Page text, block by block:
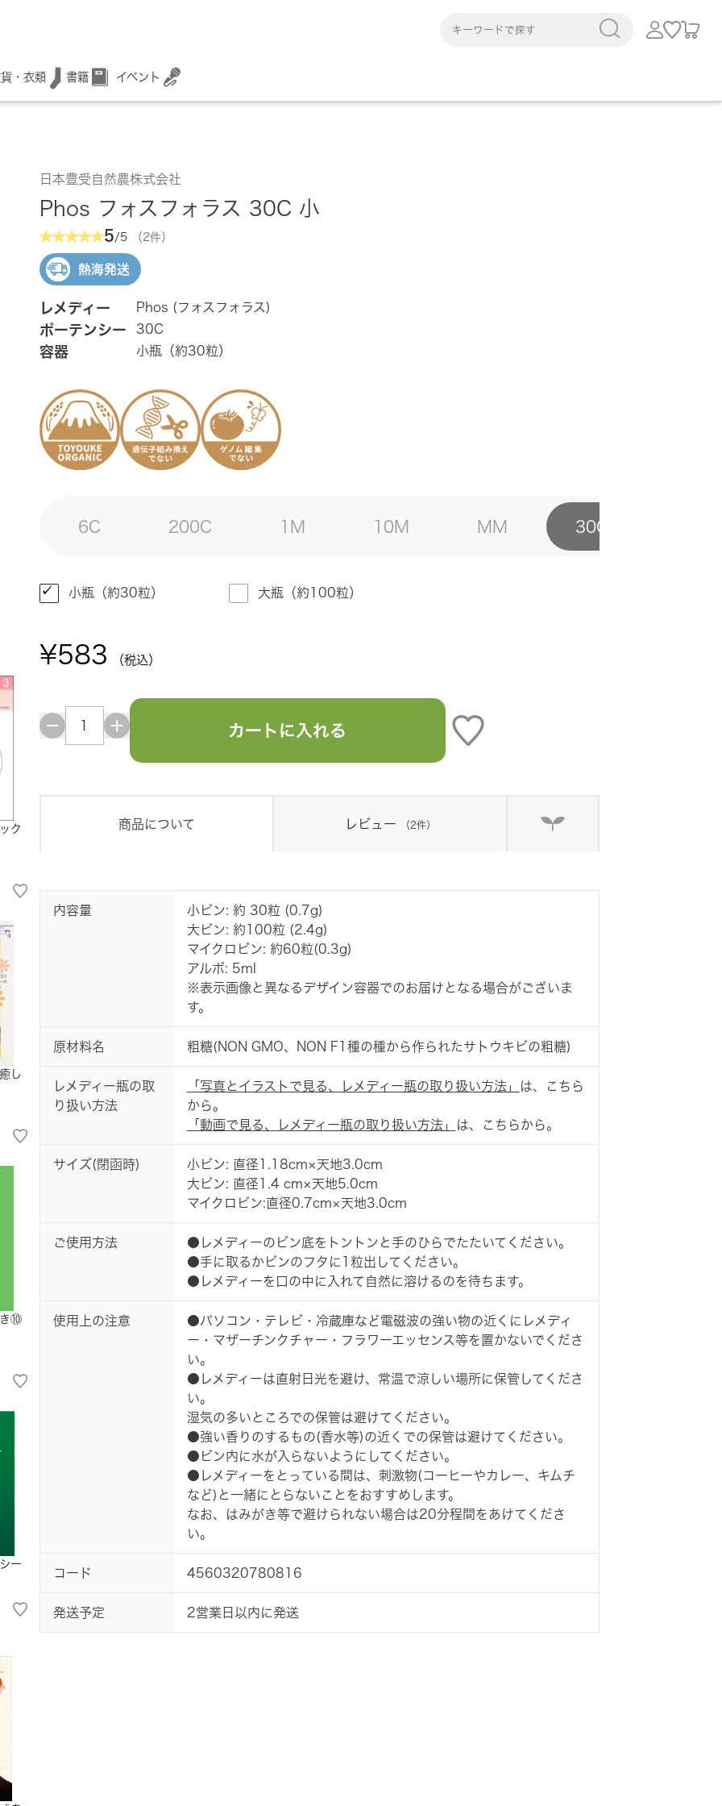
・衣類 書籍 イベント
ク
し
き⑩
ー
日本豊受自然農株式会社
Phos フォスフォラス 30C 小
5/5 （2件）
熱海発送
レメディー Phos (フォスフォラス)
ポーテンシー 30C
容器 小瓶（約30粒）
6C 200C 1M 10M MM 30C
小瓶（約30粒） 大瓶（約100粒）
¥583 （税込）
カートに入れる
商品について レビュー （2件）
内容量
小ビン: 約 30粒 (0.7g)
大ビン: 約100粒 (2.4g)
マイクロビン: 約60粒(0.3g)
アルポ: 5ml
※表示画像と異なるデザイン容器でのお届けとなる場合がございま
す。
原材料名 粗糖(NON GMO、NON F1種の種から作られたサトウキビの粗糖)
レメディー瓶の取
り扱い方法
「写真とイラストで見る、レメディー瓶の取り扱い方法」
は、こちら
から。
「動画で見る、レメディー瓶の取り扱い方法」
は、こちらから。
サイズ(閉函時)
小ビン: 直径1.18cm×天地3.0cm
大ビン: 直径1.4 cm×天地5.0cm
マイクロビン:直径0.7cm×天地3.0cm
ご使用方法
●レメディーのビン底をトントンと手のひらでたたいてください。
●手に取るかビンのフタに1粒出してください。
●レメディーを口の中に入れて自然に溶けるのを待ちます。
使用上の注意
●パソコン・テレビ・冷蔵庫など電磁波の強い物の近くにレメディ
ー・マザーチンクチャー・フラワーエッセンス等を置かないでくださ
い。
●レメディーは直射日光を避け、常温で涼しい場所に保管してくださ
い。
湿気の多いところでの保管は避けてください。
●強い香りのするもの(香水等)の近くでの保管は避けてください。
●ビン内に水が入らないようにしてください。
●レメディーをとっている間は、刺激物(コーヒーやカレー、キムチ
など)と一緒にとらないことをおすすめします。
なお、はみがき等で避けられない場合は20分程間をあけてくださ
い。
コード 4560320780816
発送予定 2営業日以内に発送